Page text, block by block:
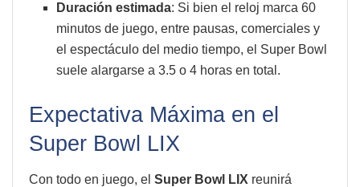
Duración estimada: Si bien el reloj marca 60
minutos de juego, entre pausas, comerciales y
el espectáculo del medio tiempo, el Super Bowl
suele alargarse a 3.5 o 4 horas en total.
Expectativa Máxima en el
Super Bowl LIX
Con todo en juego, el Super Bowl LIX reunirá